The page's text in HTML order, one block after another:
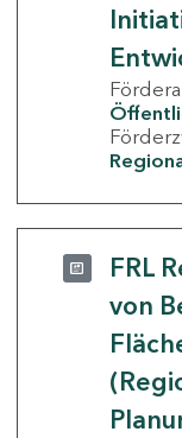
FRL
von